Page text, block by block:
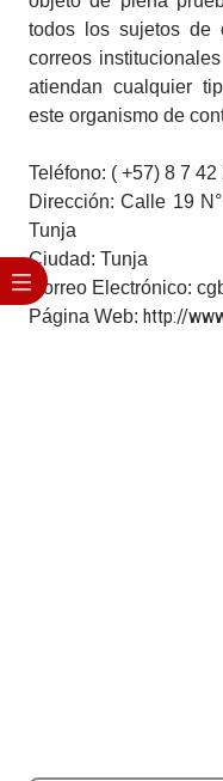
todos los sujetos de
correos
atiendan cualquier
este organismo de
Teléfono: ( +57) 8 ​7 42
Dirección: Calle 19
Tunja
Ciudad: Tunja
Correo Electrónico:
Página Web: http://